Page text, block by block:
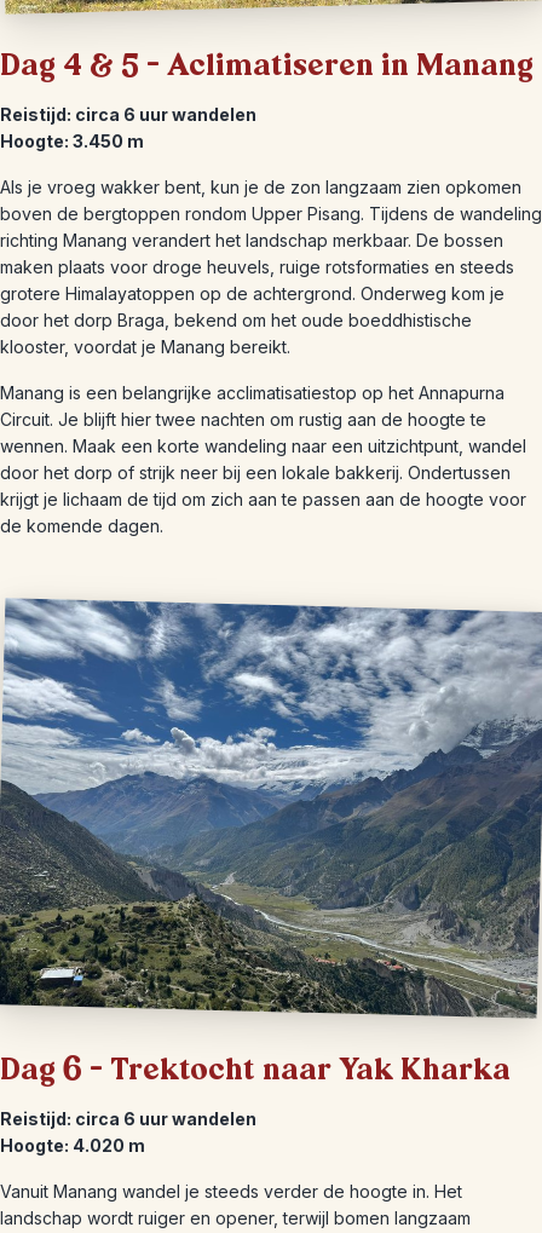
Dag 4 & 5 – Aclimatiseren in Manang
Reistijd: circa 6 uur wandelen
Hoogte: 3.450 m
Als je vroeg wakker bent, kun je de zon langzaam zien opkomen
boven de bergtoppen rondom Upper Pisang. Tijdens de wandeling
richting Manang verandert het landschap merkbaar. De bossen
maken plaats voor droge heuvels, ruige rotsformaties en steeds
grotere Himalayatoppen op de achtergrond. Onderweg kom je
door het dorp Braga, bekend om het oude boeddhistische
klooster, voordat je Manang bereikt.
Manang is een belangrijke acclimatisatiestop op het Annapurna
Circuit. Je blijft hier twee nachten om rustig aan de hoogte te
wennen. Maak een korte wandeling naar een uitzichtpunt, wandel
door het dorp of strijk neer bij een lokale bakkerij. Ondertussen
krijgt je lichaam de tijd om zich aan te passen aan de hoogte voor
de komende dagen.
Dag 6 – Trektocht naar Yak Kharka
Reistijd: circa 6 uur wandelen
Hoogte: 4.020 m
Vanuit Manang wandel je steeds verder de hoogte in. Het
landschap wordt ruiger en opener, terwijl bomen langzaam